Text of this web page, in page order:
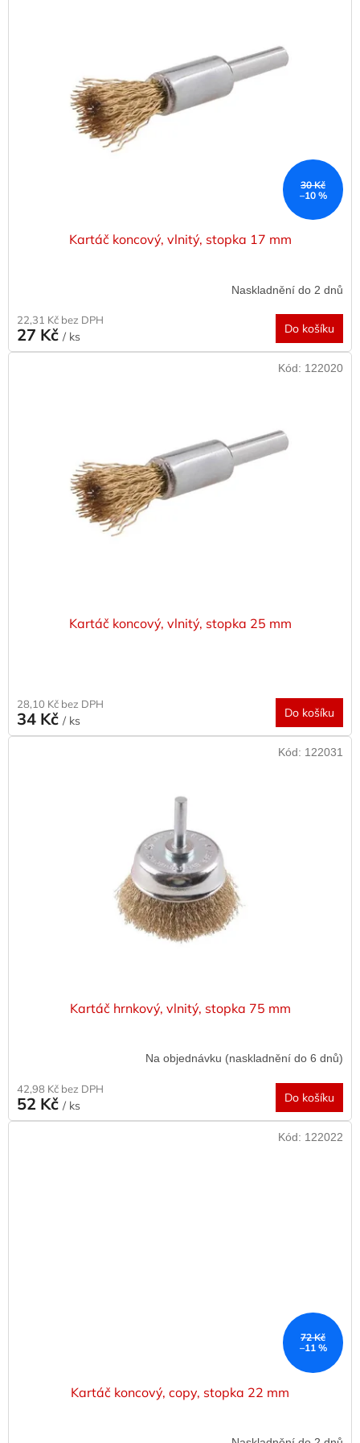
30 Kč
–10 %
Kartáč koncový, vlnitý, stopka 17 mm
Naskladnění do 2 dnů
22,31 Kč bez DPH
27 Kč / ks
Do košíku
Kartáč koncový, vlnitý, stopka 25 mm
28,10 Kč bez DPH
34 Kč / ks
Do košíku
Kód: 122020
Kartáč hrnkový, vlnitý, stopka 75 mm
Na objednávku (naskladnění do 6 dnů)
42,98 Kč bez DPH
52 Kč / ks
Do košíku
Kód: 122031
72 Kč
–11 %
Kartáč koncový, copy, stopka 22 mm
Kód: 122022